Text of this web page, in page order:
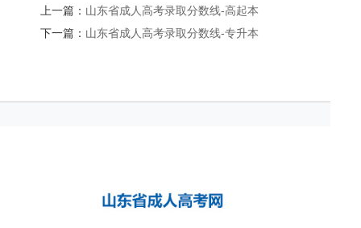
上一篇： 山东省成人高考录取分数线-高起本
下一篇： 山东省成人高考录取分数线-专升本